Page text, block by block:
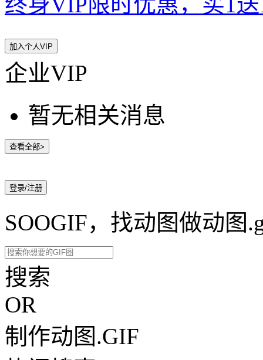
加入个人VIP
企业VIP
暂无相关消息
查看全部>
登录/注册
SOOGIF，找动图做动图
搜索
OR
制作动图.GIF